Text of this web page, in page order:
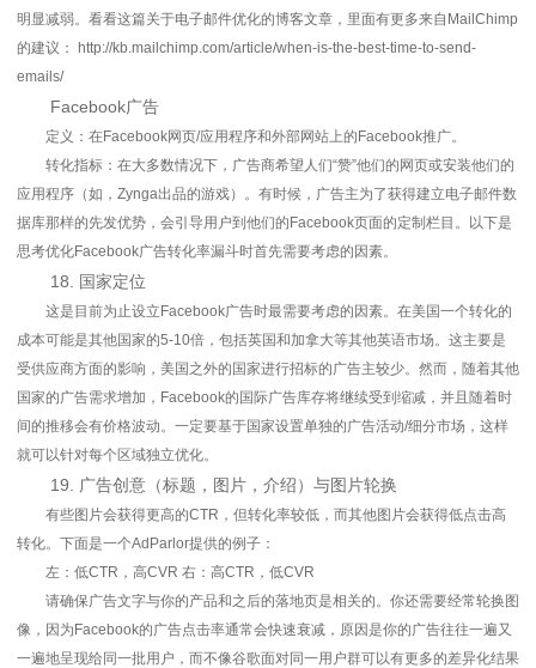
明显减弱。看看这篇关于电子邮件优化的博客文章，里面有更多来自MailChimp
的建议： http://kb.mailchimp.com/article/when-is-the-best-time-to-send-
emails/
Facebook广告
定义：在Facebook网页/应用程序和外部网站上的Facebook推广。
转化指标：在大多数情况下，广告商希望人们“赞”他们的网页或安装他们的
应用程序（如，Zynga出品的游戏）。有时候，广告主为了获得建立电子邮件数
据库那样的先发优势，会引导用户到他们的Facebook页面的定制栏目。以下是
思考优化Facebook广告转化率漏斗时首先需要考虑的因素。
18. 国家定位
这是目前为止设立Facebook广告时最需要考虑的因素。在美国一个转化的
成本可能是其他国家的5-10倍，包括英国和加拿大等其他英语市场。这主要是
受供应商方面的影响，美国之外的国家进行招标的广告主较少。然而，随着其他
国家的广告需求增加，Facebook的国际广告库存将继续受到缩减，并且随着时
间的推移会有价格波动。一定要基于国家设置单独的广告活动/细分市场，这样
就可以针对每个区域独立优化。
19. 广告创意（标题，图片，介绍）与图片轮换
有些图片会获得更高的CTR，但转化率较低，而其他图片会获得低点击高
转化。下面是一个AdParlor提供的例子：
左：低CTR，高CVR 右：高CTR，低CVR
请确保广告文字与你的产品和之后的落地页是相关的。你还需要经常轮换图
像，因为Facebook的广告点击率通常会快速衰减，原因是你的广告往往一遍又
一遍地呈现给同一批用户，而不像谷歌面对同一用户群可以有更多的差异化结果